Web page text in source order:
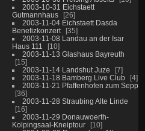
2003-10-31 Eichstaett
Gutmannhaus
26
2003-11-04 Eichstaett Dasda
Benefizkonzert
35
2003-11-08 Landau an der Isar
Haus 111
10
2003-11-13 Glashaus Bayreuth
15
2003-11-14 Landshut Juze
7
2003-11-18 Bamberg Live Club
4
2003-11-21 Pfaffenhofen zum Sepp
36
2003-11-28 Straubing Alte Linde
16
2003-11-29 Donauwoerth-
Kolpingsaal-Kneiptour
10